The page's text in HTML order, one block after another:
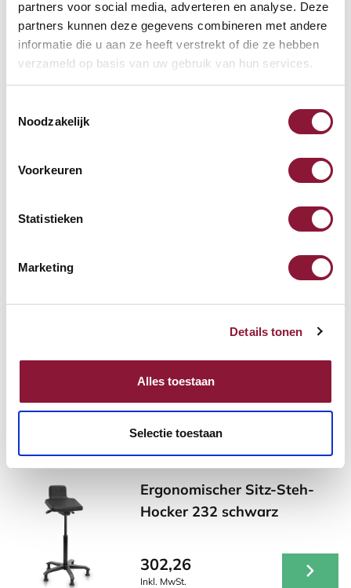
partners voor social media, adverteren en analyse. Deze
partners kunnen deze gegevens combineren met andere
informatie die u aan ze heeft verstrekt of die ze hebben
verzameld op basis van uw gebruik van hun services.
Noodzakelijk
Voorkeuren
Statistieken
Marketing
Details tonen
Alles toestaan
Selectie toestaan
Markus, 15-02-2021
Stabil, sehr nützlich
Sehr gutes Produkt.
Häufig zusammen gekauft mit
SUN-FLEX® SCREENLITE
244,83
Ergonomischer Sitz-Steh-
Hocker 232 schwarz
302,26
Inkl. MwSt.